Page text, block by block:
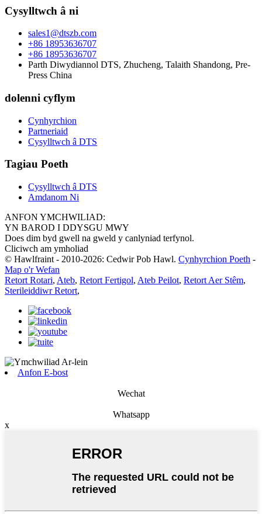
Cysylltwch â ni
sales1@dtszb.com
+86 18953636707
+86 18953636707
Parth Diwydiannol DTS, Zhucheng, Talaith Shandong, Pre-
Press China
dolenni cyflym
Cynhyrchion
Partneriaid
Cysylltwch â DTS
Tagiau Poeth
Cysylltwch â DTS
Amdanom Ni
ANFON YMCHWILIAD:
YN BAROD I DDYSGU MWY
Does dim byd gwell na gweld y canlyniad terfynol.
Cliciwch am ymholiad
© Hawlfraint - 2010-2026: Cedwir Pob Hawl. Cynhyrchion Poeth -
Map o'r Wefan
Retort Rotari, Ateb, Retort Fertigol, Ateb Peilot, Retort Aer Stêm,
Sterileiddiwr Retort,
Anfon E-bost
Wechat
Whatsapp
x